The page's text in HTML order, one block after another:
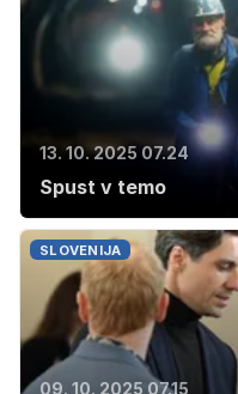
13. 10. 2025 07.24
Spust v temo
SLOVENIJA
09. 10. 2025 07.15